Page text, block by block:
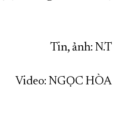
Tin, ảnh: N.T
Video: NGỌC HÒA